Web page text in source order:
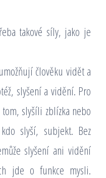
takové síly, jako je
člověku vidět a
slyšení a vidění. Pro
slyšíli zblízka nebo
slyší, subjekt. Bez
slyšení ani vidění
jde o funkce mysli.